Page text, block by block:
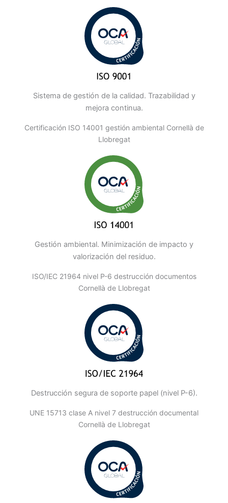
Sistema de gestión de la calidad. Trazabilidad y
mejora continua.
Certificación ISO 14001 gestión ambiental Cornellà de
Llobregat
Gestión ambiental. Minimización de impacto y
valorización del residuo.
ISO/IEC 21964 nivel P-6 destrucción documentos
Cornellà de Llobregat
Destrucción segura de soporte papel (nivel P-6).
UNE 15713 clase A nivel 7 destrucción documental
Cornellà de Llobregat